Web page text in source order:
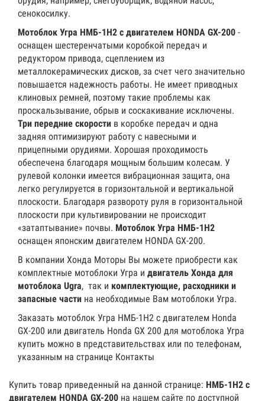
сенокосилку.
Мотоблок Угра НМБ-1Н2 с двигателем HONDA GX-200 -
оснащен шестеренчатыми коробкой передач и
редуктором привода, сцеплением из
металлокерамических дисков, за счет чего значительно
повышается надежность работы. Не имеет приводных
клиновых ремней, поэтому такие проблемы как
проскальзывание, обрыв и соскакивание исключены.
Три передние скорости в коробке передач и одна
задняя оптимизируют работу с навесными и
прицепными орудиями. Хорошая проходимость
обеспечена благодаря мощным большим колесам. У
рулевой колонки имеется вибрационная защита, она
легко регулируется в горизонтальной и вертикальной
плоскости. Благодаря развороту руля в горизонтальной
плоскости при культивировании не происходит
«затаптывание» почвы. Мотоблок Угра НМБ-1Н2
оснащен японским двигателем HONDA GX-200.
В компании Хонда Моторы Вы можете приобрести как
комплектные мотоблоки Угра и двигатель Хонда для
мотоблока Ugra, так и комплектующие, расходники и
запасные части на необходимые Вам мотоблоки Угра.
Заказать мотоблок Угра НМБ-1Н2 с двигателем Honda
GX-200 или двигатель Honda GX 200 для мотоблока Угра
купить можно в представительствах или по телефонам,
указанным на странице Контакты
Купить товар приведенный на данной странице: НМБ-1Н2 с
двигателем HONDA GX-200 на нашем сайте по доступной